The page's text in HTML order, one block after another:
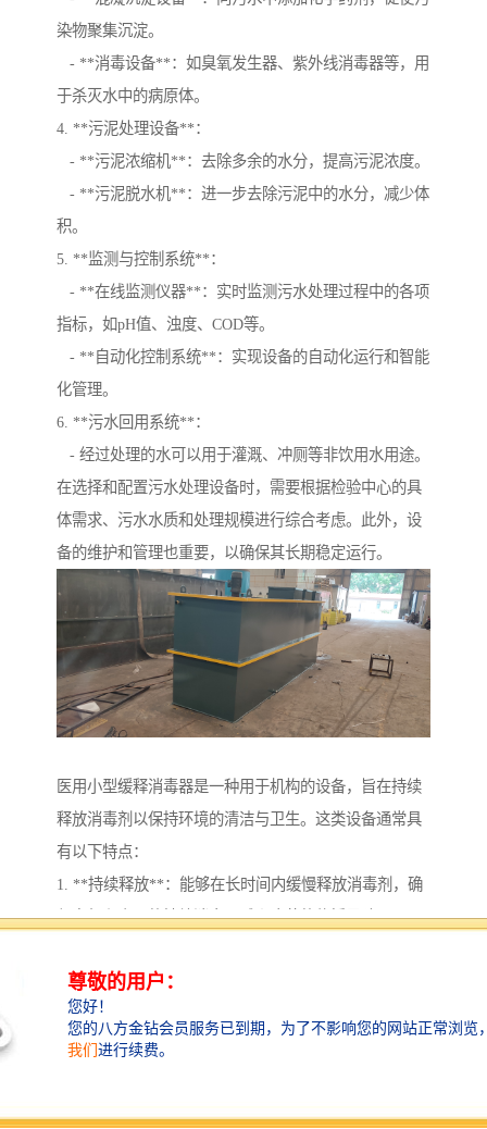
染物聚集沉淀。
- **消毒设备**：如臭氧发生器、紫外线消毒器等，用
于杀灭水中的病原体。
4. **污泥处理设备**：
- **污泥浓缩机**：去除多余的水分，提高污泥浓度。
- **污泥脱水机**：进一步去除污泥中的水分，减少体
积。
5. **监测与控制系统**：
- **在线监测仪器**：实时监测污水处理过程中的各项
指标，如pH值、浊度、COD等。
- **自动化控制系统**：实现设备的自动化运行和智能
化管理。
6. **污水回用系统**：
- 经过处理的水可以用于灌溉、冲厕等非饮用水用途。
在选择和配置污水处理设备时，需要根据检验中心的具
体需求、污水水质和处理规模进行综合考虑。此外，设
备的维护和管理也重要，以确保其长期稳定运行。
医用小型缓释消毒器是一种用于机构的设备，旨在持续
释放消毒剂以保持环境的清洁与卫生。这类设备通常具
有以下特点：
1. **持续释放**：能够在长时间内缓慢释放消毒剂，确
保空气和表面的持续消毒，减少病菌的传播风险。
手术室等不同场所，不占用太多空间。
3. **安全性**：设计上考虑到医用环境的特殊需求，所
用的消毒剂应无性、无残留，确保对患者和医务人员的